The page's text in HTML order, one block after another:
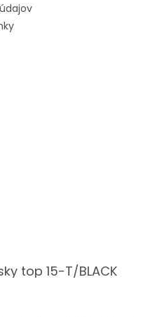
top 15-T/BLACK
je 5 z 5 hviezdičiek.